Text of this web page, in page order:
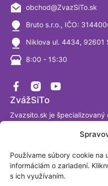
Používame súbory cookie na
informáciám o zariadení.
s ich využívaním.
ZvážSiTo
Zvazsito.sk je
predaju digitálnych váh už
akreditované laboratórium
Fakturačná adresa: BRUTO,
Sereď, Slovensko IČO:
obchod@ZvazSiTo.sk
Bruto s.r.o., IČO:
Niklova ul. 4434, 92601
8:00 - 15:30